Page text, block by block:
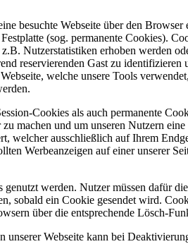
besuchte Webseite über den
(sog. permanente Cookies).
Nutzerstatistiken erhoben werden
reservierenden Gast zu
welche unsere Tools
Cookies als auch permanente
machen und um unseren Nutzern
welcher ausschließlich auf Ihrem
Werbeanzeigen auf einer unserer
genutzt werden. Nutzer müssen dafür
sobald ein Cookie gesendet wird.
über die entsprechende Lösch-
unserer Webseite kann bei